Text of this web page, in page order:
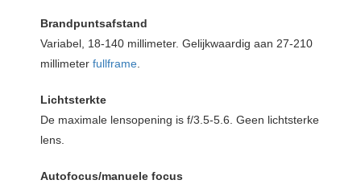
Brandpuntsafstand
Variabel, 18-140 millimeter. Gelijkwaardig aan 27-210
millimeter fullframe.
Lichtsterkte
De maximale lensopening is f/3.5-5.6. Geen lichtsterke
lens.
Autofocus/manuele focus